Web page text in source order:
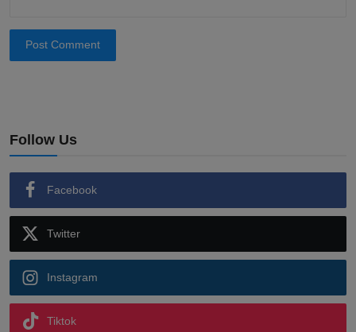
Post Comment
Follow Us
Facebook
Twitter
Instagram
Tiktok